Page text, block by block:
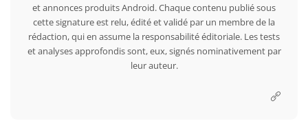
et annonces produits Android. Chaque contenu publié sous
cette signature est relu, édité et validé par un membre de la
rédaction, qui en assume la responsabilité éditoriale. Les tests
et analyses approfondis sont, eux, signés nominativement par
leur auteur.